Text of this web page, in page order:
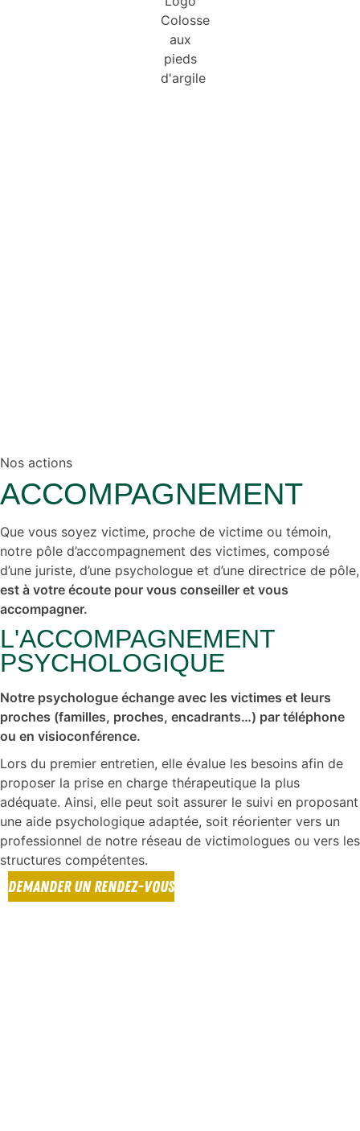
Nos actions
ACCOMPAGNEMENT
Que vous soyez victime, proche de victime ou témoin,
notre pôle d’accompagnement des victimes, composé
d’une juriste, d’une psychologue et d’une directrice de pôle,
est à votre écoute pour vous conseiller et vous
accompagner.
L'ACCOMPAGNEMENT
PSYCHOLOGIQUE
Notre psychologue échange avec les victimes et leurs
proches (familles, proches, encadrants…) par téléphone
ou en visioconférence.
Lors du premier entretien, elle évalue les besoins afin de
proposer la prise en charge thérapeutique la plus
adéquate. Ainsi, elle peut soit assurer le suivi en proposant
une aide psychologique adaptée, soit réorienter vers un
professionnel de notre réseau de victimologues ou vers les
structures compétentes.
DEMANDER UN RENDEZ-VOUS